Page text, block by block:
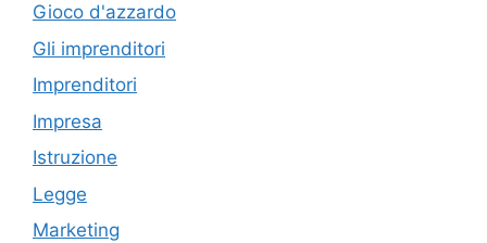
Gioco d'azzardo
Gli imprenditori
Imprenditori
Impresa
Istruzione
Legge
Marketing